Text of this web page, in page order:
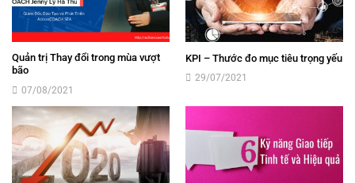
Quản trị Thay đổi trong mùa vượt
bão
07/08/2021
KPI – Thước đo mục tiêu trọng yếu
29/07/2021